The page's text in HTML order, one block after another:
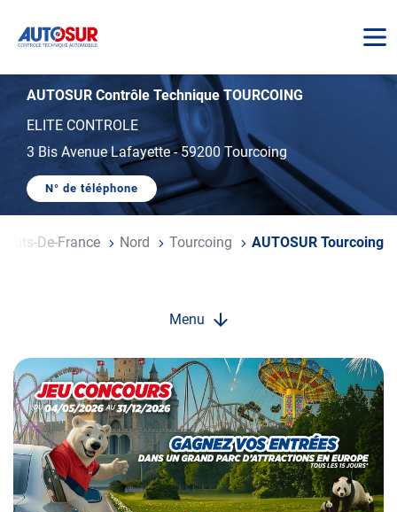
AUTOSUR
AUTOSUR Contrôle Technique TOURCOING
ELITE CONTROLE
3 Bis Avenue Lafayette-59200 Tourcoing
N° de téléphone
AFFICHER
TÉLÉPHONE
De-France Nord Tourcoing AUTOSUR Tourcoing
Menu
Opération
spéciale
Mai
-
Décembre
2026
Locations